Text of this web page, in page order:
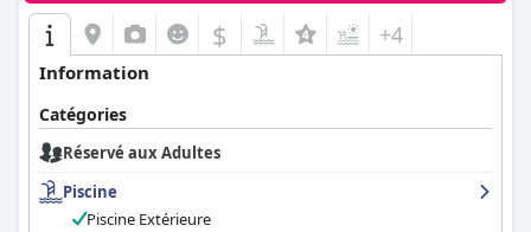
$ +4
Information
Catégories
Réservé aux Adultes
Piscine
Piscine Extérieure